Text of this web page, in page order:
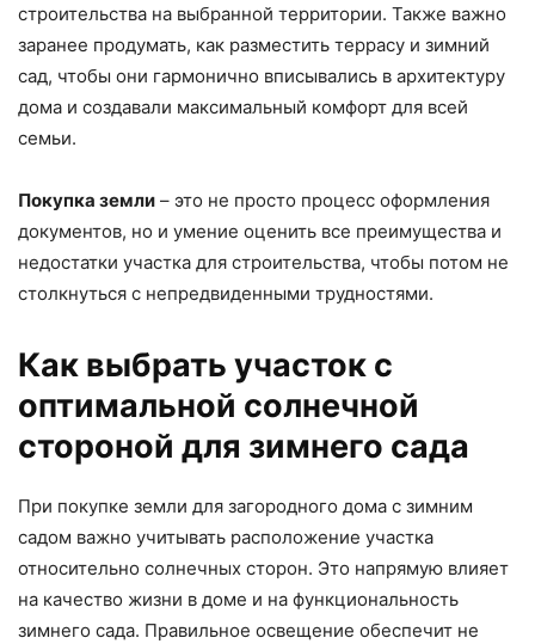
строительства на выбранной территории. Также важно
заранее продумать, как разместить террасу и зимний
сад, чтобы они гармонично вписывались в архитектуру
дома и создавали максимальный комфорт для всей
семьи.
Покупка земли – это не просто процесс оформления
документов, но и умение оценить все преимущества и
недостатки участка для строительства, чтобы потом не
столкнуться с непредвиденными трудностями.
Как выбрать участок с
оптимальной солнечной
стороной для зимнего сада
При покупке земли для загородного дома с зимним
садом важно учитывать расположение участка
относительно солнечных сторон. Это напрямую влияет
на качество жизни в доме и на функциональность
зимнего сада. Правильное освещение обеспечит не